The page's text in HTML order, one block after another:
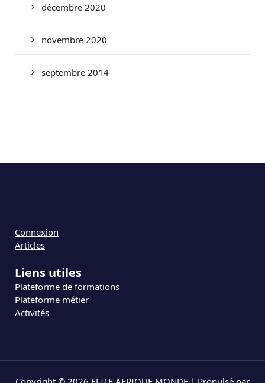
décembre 2020
novembre 2020
septembre 2014
Connexion
Articles
Liens utiles
Plateforme de formations
Plateforme métier
Activités